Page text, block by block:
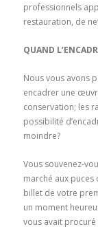
professionnels
restauration, de
QUAND
Nous vous avons
encadrer une
conservation; les
possibilité
moindre?
Vous souvenez-
marché aux puces
billet de votre
un moment
vous avait